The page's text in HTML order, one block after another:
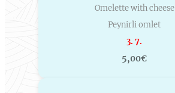
Omelette with cheese
Peynirli omlet
3. 7.
5,00€